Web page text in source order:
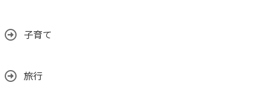
子育て
旅行